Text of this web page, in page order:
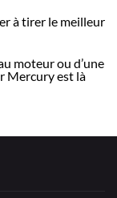
à tirer le meilleur
moteur ou d’une
Mercury est là